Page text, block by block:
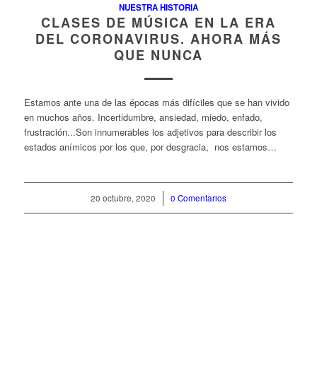
NUESTRA HISTORIA
CLASES DE MÚSICA EN LA ERA
DEL CORONAVIRUS. AHORA MÁS
QUE NUNCA
Estamos ante una de las épocas más difíciles que se han vivido
en muchos años. Incertidumbre, ansiedad, miedo, enfado,
frustración...Son innumerables los adjetivos para describir los
estados anímicos por los que, por desgracia, nos estamos…
20 octubre, 2020
/ 0 Comentarios